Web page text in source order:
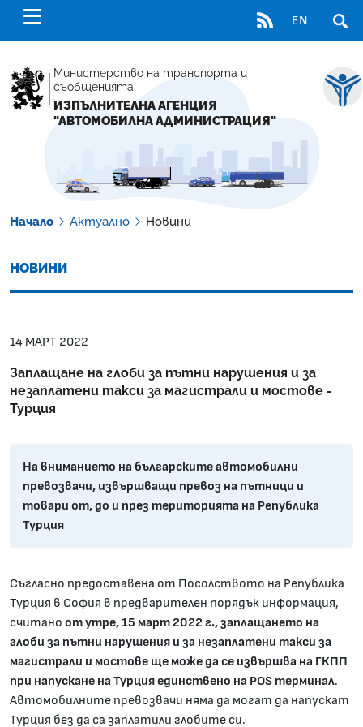
RSS EN
Министерство на транспорта и
съобщенията
ИЗПЪЛНИТЕЛНА АГЕНЦИЯ
"АВТОМОБИЛНА АДМИНИСТРАЦИЯ"
Начало Актуално Новини
НОВИНИ
14 МАРТ 2022
Заплащане на глоби за пътни нарушения и за
незаплатени такси за магистрали и мостове -
Турция
На вниманието на българските автомобилни
превозвачи, извършващи превоз на пътници и
товари от, до и през територията на Република
Турция
Съгласно предоставена от Посолството на Република
Турция в София в предварителен порядък информация,
считано от утре, 15 март 2022 г., заплащането на
глоби за пътни нарушения и за незаплатени такси за
магистрали и мостове ще може да се извършва на ГКПП
при напускане на Турция единствено на POS терминал.
Автомобилните превозвачи няма да могат да напускат
Турция без да са заплатили глобите си.